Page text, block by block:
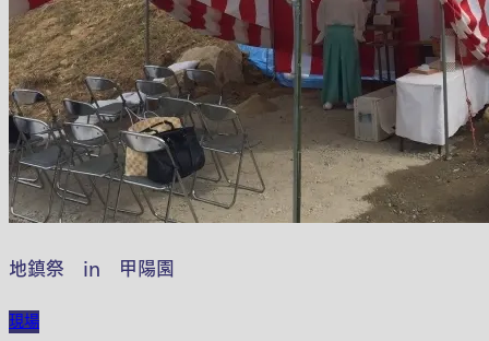
地鎮祭 in 甲陽園
現場